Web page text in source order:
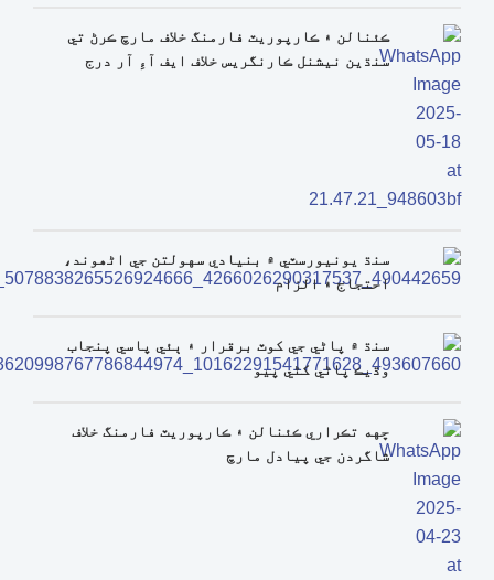
ڪئنالن ۽ ڪارپوريٽ فارمنگ خلاف مارچ ڪرڻ تي
سنڌين نيشنل ڪارنگريس خلاف ايف آءِ آر درج
سنڌ يونيورسٽي ۾ بنيادي سهولتن جي اڻھوند،
احتجاج ۽ الزام
سنڌ ۾ پاڻي جي کوٽ برقرار ۽ ٻئي پاسي پنجاب
وڌيڪ پاڻي کڻي پيو
ڇهه تڪراري ڪئنالن ۽ ڪارپوريٽ فارمنگ خلاف
شاگردن جي پيادل مارچ